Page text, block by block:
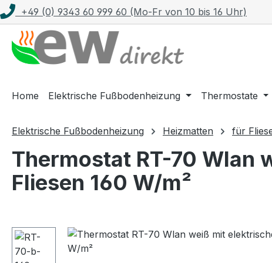
Hauptinhalt springen
Zur Suche springen
Zur Hauptnavigation springen
+49 (0) 9343 60 999 60 (Mo-Fr von 10 bis 16 Uhr)
Home Elektrische Fußbodenheizung Thermostate
Elektrische Fußbodenheizung Heizmatten für
Thermostat RT-70 Wlan
Fliesen 160 W/m²
Bildergalerie überspringen